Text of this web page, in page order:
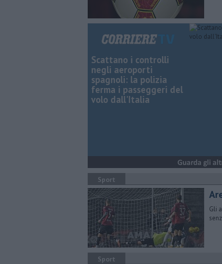
Scattano i controlli
negli aeroporti
spagnoli: la polizia
ferma i passeggeri del
volo dall'Italia
Sport
Gli
Sport